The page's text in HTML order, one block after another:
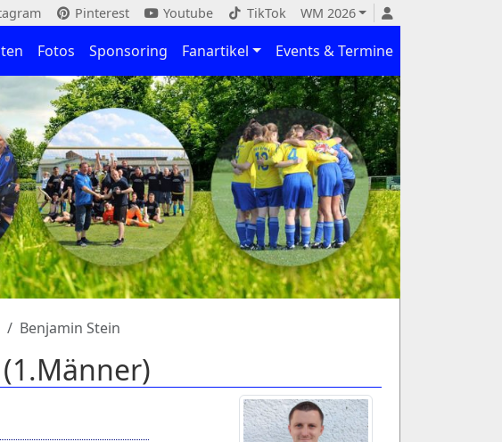
Pinterest Youtube TikTok WM 2026
Fotos Sponsoring Fanartikel Events & Termine
Benjamin Stein